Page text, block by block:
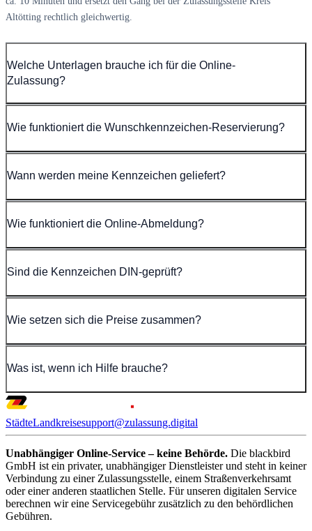
Altötting rechtlich gleichwertig.
Welche Unterlagen brauche ich für die Online-
Zulassung?
Wie funktioniert die Wunschkennzeichen-Reservierung?
Wann werden meine Kennzeichen geliefert?
Wie funktioniert die Online-Abmeldung?
Sind die Kennzeichen DIN-geprüft?
Wie setzen sich die Preise zusammen?
Was ist, wenn ich Hilfe brauche?
StädteLandkreisesupport@zulassung.digital
Unabhängiger Online-Service – keine Behörde. Die blackbird
GmbH ist ein privater, unabhängiger Dienstleister und steht in keiner
Verbindung zu einer Zulassungsstelle, einem Straßenverkehrsamt
oder einer anderen staatlichen Stelle. Für unseren digitalen Service
berechnen wir eine Servicegebühr zusätzlich zu den behördlichen
Gebühren.